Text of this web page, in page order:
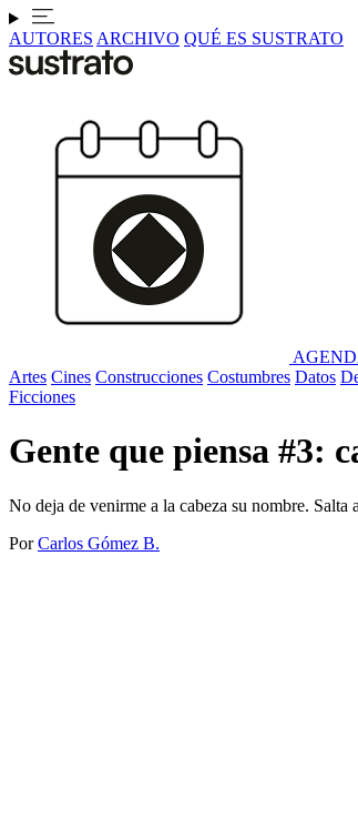
AUTORES ARCHIVO QUÉ ES SUSTRATO
Artes Cines Construcciones Costumbres Datos
Ficciones
Gente que piensa #3:
No deja de venirme a la cabeza su nombre. Salta
Por Carlos Gómez B.